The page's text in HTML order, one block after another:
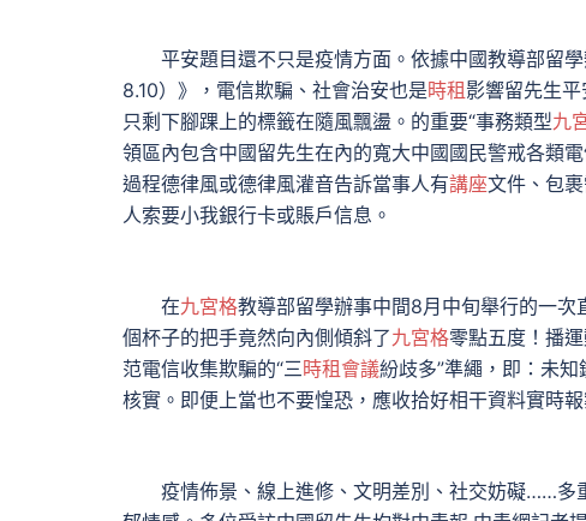
平安題目還不只是疫情方面。依據中國教導部留
8.10）》，電信欺騙、社會治安也是時租 影響留先生
只剩下腳踝上的標籤在隨風飄盪。的重要“事務類型九
領區內包含中國留先生在內的寬大中國國民警戒各類
過程德律風或德律風灌音告訴當事人有講座文件、包
人索要小我銀行卡或賬戶信息。
在九宮格教導部留學辦事中間8月中旬舉行的一
個杯子的把手竟然向內側傾斜了九宮格零點五度！播
范電信收集欺騙的“三時租會議紛歧多”準繩，即：未
核實。即便上當也不要惶恐，應收拾好相干資料實時報
疫情佈景、線上進修、文明差別、社交妨礙……多